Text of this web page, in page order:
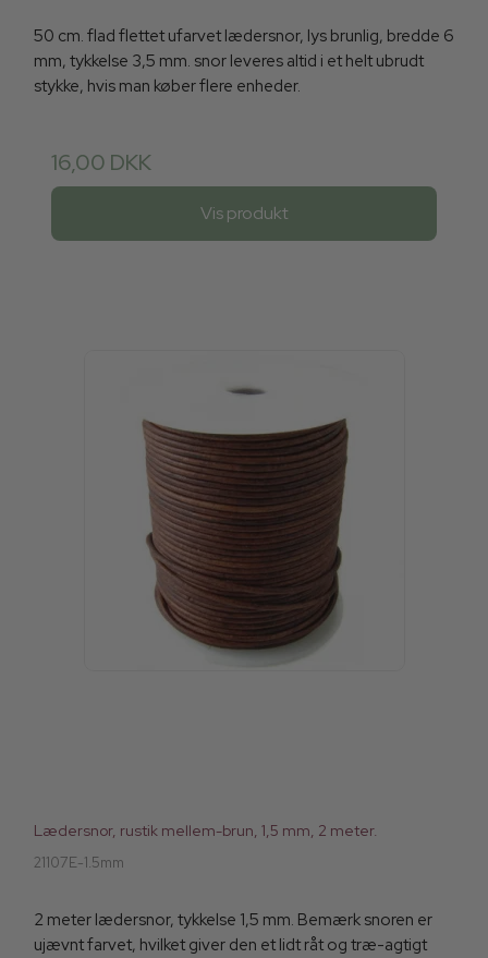
50 cm. flad flettet ufarvet lædersnor, lys brunlig, bredde 6
mm, tykkelse 3,5 mm. snor leveres altid i et helt ubrudt
stykke, hvis man køber flere enheder.
16,00 DKK
Vis produkt
Lædersnor, rustik mellem-brun, 1,5 mm, 2 meter.
21107E-1.5mm
2 meter lædersnor, tykkelse 1,5 mm. Bemærk snoren er
ujævnt farvet, hvilket giver den et lidt råt og træ-agtigt